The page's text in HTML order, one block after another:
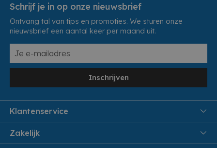
Schrijf je in op onze nieuwsbrief
Ontvang tal van tips en promoties. We sturen onze
nieuwsbrief een aantal keer per maand uit.
Inschrijven
Klantenservice
FAQ
Zakelijk